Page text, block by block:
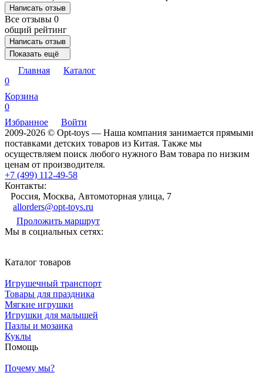
Написать отзыв
Все отзывы 0
общий рейтинг
Написать отзыв
Показать ещё
Главная
Каталог
0
Корзина
0
Избранное
Войти
2009-2026 © Opt-toys — Наша компания занимается прямыми
поставками детских товаров из Китая. Также мы
осуществляем поиск любого нужного Вам товара по низким
ценам от производителя.
+7 (499) 112-49-58
Контакты:
Россия, Москва, Автомоторная улица, 7
allorders@opt-toys.ru
Проложить маршрут
Мы в социальных сетях:
Каталог товаров
Игрушечный транспорт
Товары для праздника
Мягкие игрушки
Игрушки для малышей
Пазлы и мозаика
Куклы
Помощь
Почему мы?